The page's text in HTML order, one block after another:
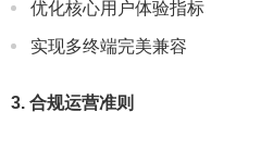
优化核心用户体验指标
实现多终端完美兼容
3. 合规运营准则